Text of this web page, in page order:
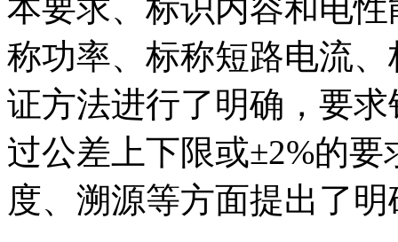
本要求、标识内容和电
称功率、标称短路电流
证方法进行了明确，要
过公差上下限或±2%的
度、溯源等方面提出了